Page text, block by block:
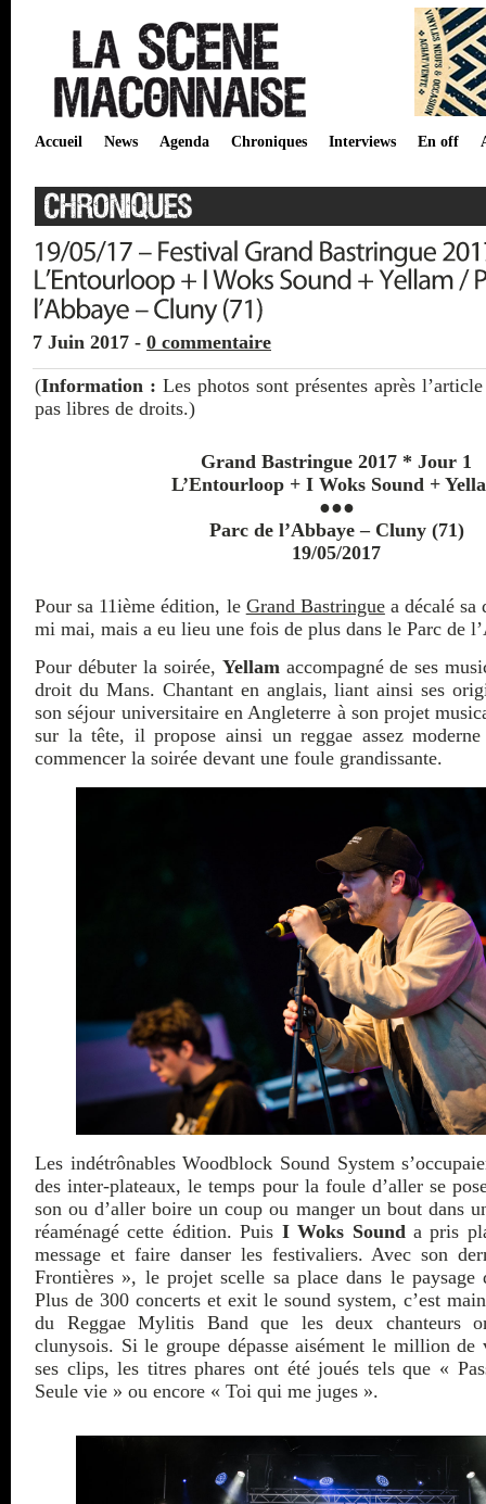
Accueil News Agenda Chroniques Interviews En off
7 Juin 2017 - 0 commentaire
(Information : Les photos sont présentes après
pas libres de droits.)
Grand Bastringue 2017 * Jour 1
L’Entourloop + I Woks Sound +
●●●
Parc de l’Abbaye – Cluny (71)
19/05/2017
Pour sa 11ième édition, le Grand Bastringuea décalé sa
mi mai, mais a eu lieu une fois de plus dans le Parc de
Pour débuter la soirée, Yellam accompagné de ses
droit du Mans. Chantant en anglais, liant ainsi ses
son séjour universitaire en Angleterre à son projet
sur la tête, il propose ainsi un reggae assez
commencer la soirée devant une foule grandissante.
Les indétrônables Woodblock Sound System
des inter-plateaux, le temps pour la foule d’aller se
son ou d’aller boire un coup ou manger un bout dans
réaménagé cette édition. Puis I Woks Sounda pris
message et faire danser les festivaliers. Avec son
Frontières », le projet scelle sa place dans le paysage
Plus de 300 concerts et exit le sound system, c’est
du Reggae Mylitis Band que les deux chanteurs
clunysois. Si le groupe dépasse aisément le million de
ses clips, les titres phares ont été joués tels que «
Seule vie » ou encore « Toi qui me juges ».